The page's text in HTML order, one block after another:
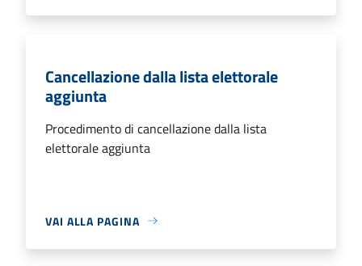
Cancellazione dalla lista elettorale
aggiunta
Procedimento di cancellazione dalla lista
elettorale aggiunta
VAI ALLA PAGINA